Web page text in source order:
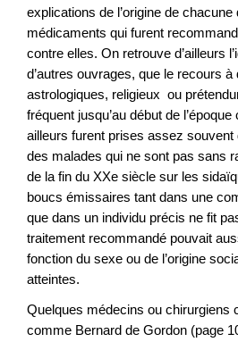
explications de l’origine de
médicaments qui furent
contre elles. On retrouve d’ailleurs
d’autres ouvrages, que le recours
astrologiques, religieux ou
fréquent jusqu’au début de
ailleurs furent prises assez souvent
des malades qui ne sont pas sans
de la fin du XXe siècle sur les
boucs émissaires tant dans une
que dans un individu précis ne fit
traitement recommandé pouvait
fonction du sexe ou de l’origine
atteintes.
Quelques médecins ou chirurgiens
comme Bernard de Gordon (page